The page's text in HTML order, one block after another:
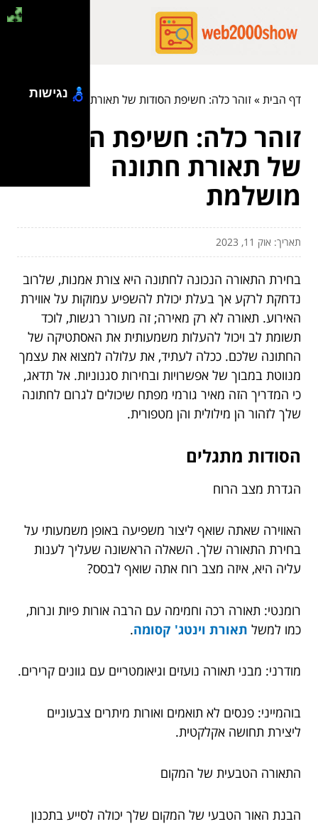
דף הבית»זוהר כלה: חשיפת הסודות של תאורת חתונה מושלמת
זוהר כלה: חשיפת הסודות
של תאורת חתונה
מושלמת
תאריך: אוק 11, 2023
בחירת התאורה הנכונה לחתונה היא צורת אמנות, שלרוב
נדחקת לרקע אך בעלת יכולת להשפיע עמוקות על אווירת
האירוע. תאורה לא רק מאירה; זה מעורר רגשות, לוכד
תשומת לב ויכול להעלות משמעותית את האסתטיקה של
החתונה שלכם. ככלה לעתיד, את עלולה למצוא את עצמך
מנווטת במבוך של אפשרויות ובחירות סגנוניות. אל תדאג,
כי המדריך הזה מאיר גורמי מפתח שיכולים לגרום לחתונה
שלך לזהור הן מילולית והן מטפורית.
הסודות מתגלים
הגדרת מצב הרוח
האווירה שאתה שואף ליצור משפיעה באופן משמעותי על
בחירת התאורה שלך. השאלה הראשונה שעליך לענות
עליה היא, איזה מצב רוח אתה שואף לבסס?
רומנטי: תאורה רכה וחמימה עם הרבה אורות פיות ונרות,
כמו למשל תאורת וינטג' קסומה.
מודרני: מבני תאורה נועזים וגיאומטריים עם גוונים קרירים.
בוהמייני: פנסים לא תואמים ואורות מיתרים צבעוניים
ליצירת תחושה אקלקטית.
התאורה הטבעית של המקום
הבנת האור הטבעי של המקום שלך יכולה לסייע בתכנון
נגישות